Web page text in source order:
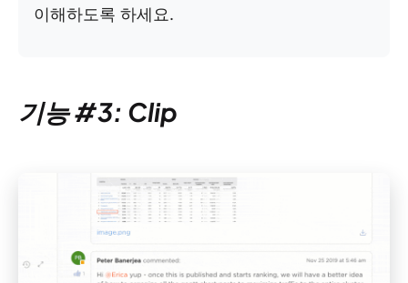
이해하도록 하세요.
기능 #3: Clip